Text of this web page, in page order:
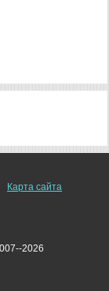
Карта сайта
2026